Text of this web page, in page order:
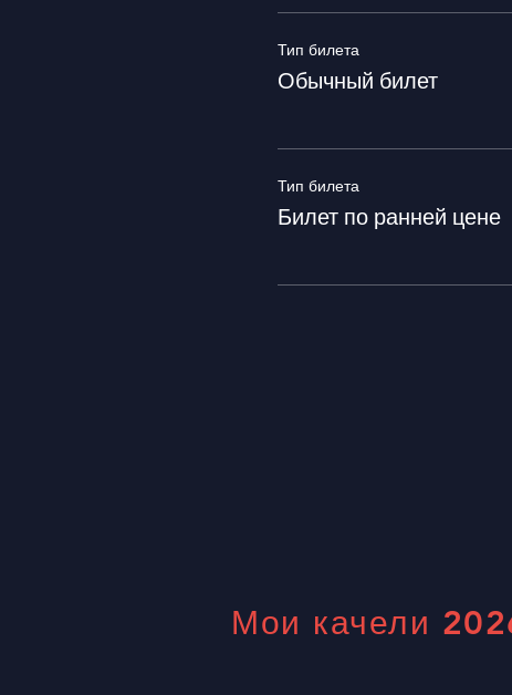
Тип билета
Обычный билет
Тип билета
Билет по ранней цене
Мои качели